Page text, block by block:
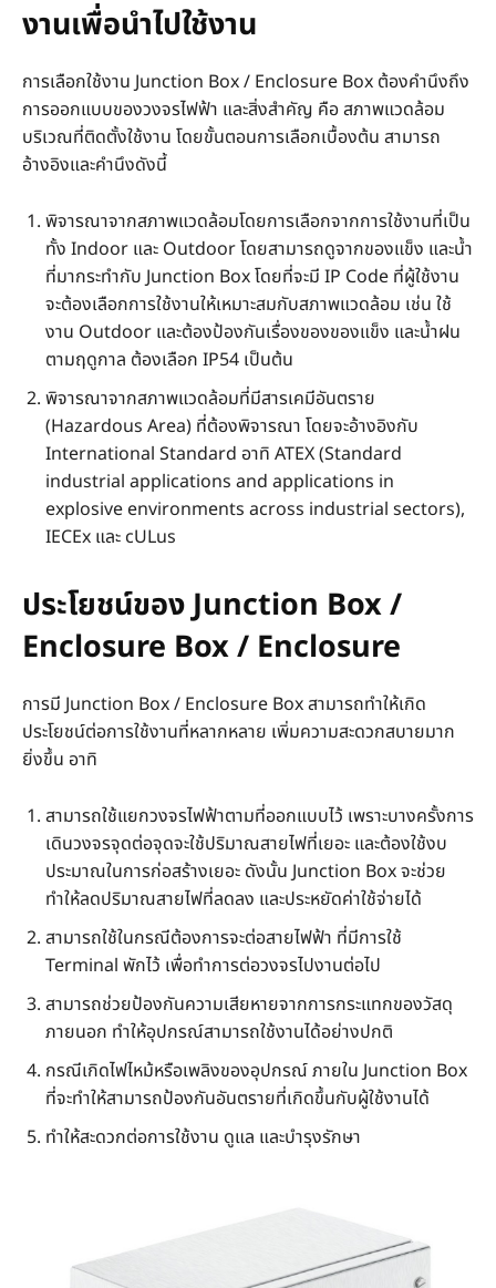
งานเพื่อนำไปใช้งาน
การเลือกใช้งาน Junction Box / Enclosure Box ต้องคำนึงถึง
การออกแบบของวงจรไฟฟ้า และสิ่งสำคัญ คือ สภาพแวดล้อม
บริเวณที่ติดตั้งใช้งาน โดยขั้นตอนการเลือกเบื้องต้น สามารถ
อ้างอิงและคำนึงดังนี้
พิจารณาจากสภาพแวดล้อมโดยการเลือกจากการใช้งานที่เป็น
ทั้ง Indoor และ Outdoor โดยสามารถดูจากของแข็ง และน้ำ
ที่มากระทำกับ Junction Box โดยที่จะมี IP Code ที่ผู้ใช้งาน
จะต้องเลือกการใช้งานให้เหมาะสมกับสภาพแวดล้อม เช่น ใช้
งาน Outdoor และต้องป้องกันเรื่องของของแข็ง และน้ำฝน
ตามฤดูกาล ต้องเลือก IP54 เป็นต้น
พิจารณาจากสภาพแวดล้อมที่มีสารเคมีอันตราย
(Hazardous Area) ที่ต้องพิจารณา โดยจะอ้างอิงกับ
International Standard อาทิ ATEX (Standard
industrial applications and applications in
explosive environments across industrial sectors),
IECEx และ cULus
ประโยชน์ของ Junction Box /
Enclosure Box / Enclosure
การมี Junction Box / Enclosure Box สามารถทำให้เกิด
ประโยชน์ต่อการใช้งานที่หลากหลาย เพิ่มความสะดวกสบายมาก
ยิ่งขึ้น อาทิ
สามารถใช้แยกวงจรไฟฟ้าตามที่ออกแบบไว้ เพราะบางครั้งการ
เดินวงจรจุดต่อจุดจะใช้ปริมาณสายไฟที่เยอะ และต้องใช้งบ
ประมาณในการก่อสร้างเยอะ ดังนั้น Junction Box จะช่วย
ทำให้ลดปริมาณสายไฟที่ลดลง และประหยัดค่าใช้จ่ายได้
สามารถใช้ในกรณีต้องการจะต่อสายไฟฟ้า ที่มีการใช้
Terminal พักไว้ เพื่อทำการต่อวงจรไปงานต่อไป
สามารถช่วยป้องกันความเสียหายจากการกระแทกของวัสดุ
ภายนอก ทำให้อุปกรณ์สามารถใช้งานได้อย่างปกติ
กรณีเกิดไฟไหม้หรือเพลิงของอุปกรณ์ ภายใน Junction Box
ที่จะทำให้สามารถป้องกันอันตรายที่เกิดขึ้นกับผู้ใช้งานได้
ทำให้สะดวกต่อการใช้งาน ดูแล และบำรุงรักษา